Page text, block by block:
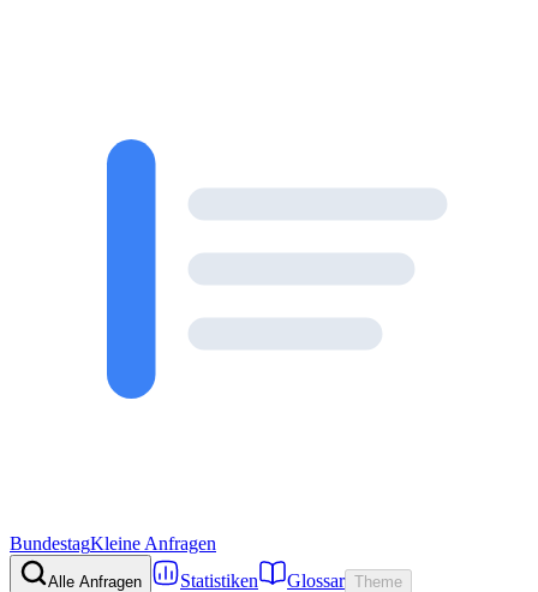
BundestagKleine Anfragen
Alle Anfragen Statistiken Glossar Theme